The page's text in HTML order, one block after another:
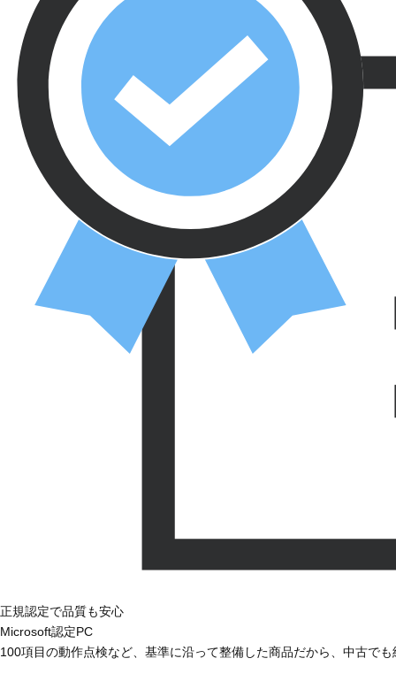
正規認定で品質も安心
Microsoft認定PC
100項目の動作点検など、基準に沿って整備した商品だから、中古で